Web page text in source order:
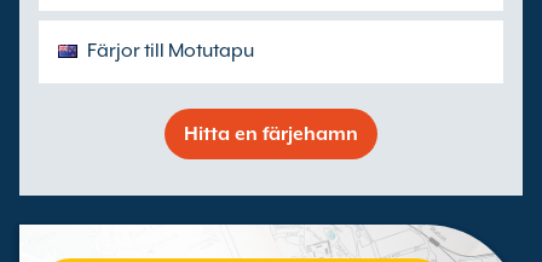
Färjor till Motutapu
Hitta en färjehamn